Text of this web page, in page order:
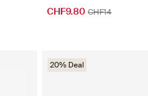
CHF9.80 CHF14
20% Deal